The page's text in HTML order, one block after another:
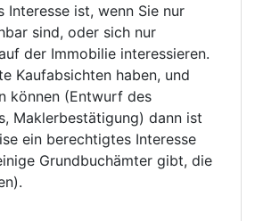
Interesse ist, wenn Sie nur
sind, oder sich nur
der Immobilie interessieren.
Kaufabsichten haben, und
können (Entwurf des
Maklerbestätigung) dann ist
ein berechtigtes Interesse
Grundbuchämter gibt, die